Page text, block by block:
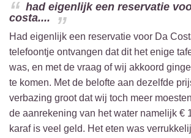
had eigenlijk een reservatie
costa....
Had eigenlijk een reservatie voor Da
telefoontje ontvangen dat dit het enige
was, en met de vraag of wij akkoord
te komen. Met de belofte aan dezelfde
verbazing groot dat wij toch meer
de aanrekening van het water namelijk €
karaf is veel geld. Het eten was